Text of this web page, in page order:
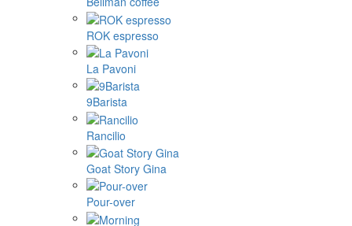
ROK espresso
La Pavoni
9Barista
Rancilio
Goat Story Gina
Pour-over